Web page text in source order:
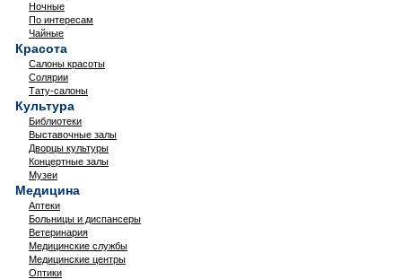
Ночные
По интересам
Чайные
Красота
Салоны красоты
Солярии
Тату-салоны
Культура
Библиотеки
Выставочные залы
Дворцы культуры
Концертные залы
Музеи
Медицина
Аптеки
Больницы и диспансеры
Ветеринария
Медицинские службы
Медицинские центры
Оптики